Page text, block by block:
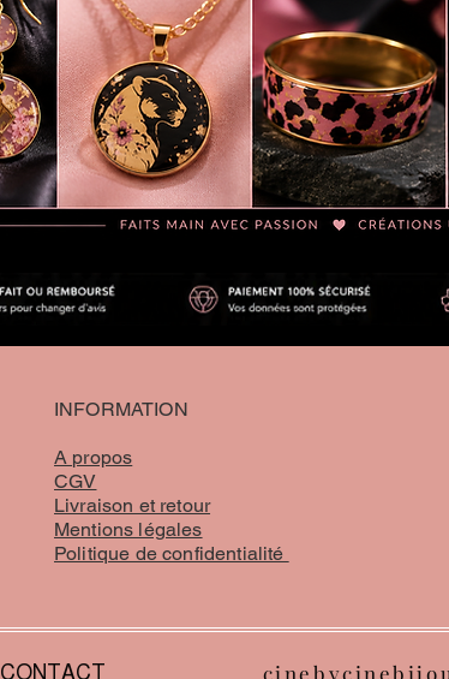
INFORMATION
A propos
CGV
Livraison et retour
Mentions légales
Politique de confidentialité
CONTACT